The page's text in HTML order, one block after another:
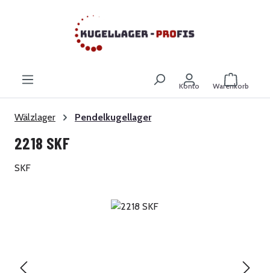
Zum Hauptinhalt springen
Konto Warenkorb
Wälzlager Pendelkugellager
2218 SKF
SKF
Bildergalerie überspringen